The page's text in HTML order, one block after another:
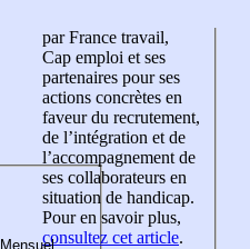
par France travail,
Cap emploi et ses
partenaires pour ses
actions concrètes en
faveur du recrutement,
de l’intégration et de
l’accompagnement de
ses collaborateurs en
situation de handicap.
Pour en savoir plus,
consultez cet article.